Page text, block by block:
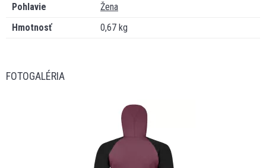
Pohlavie
Žena
Hmotnosť
0,67 kg
FOTOGALÉRIA